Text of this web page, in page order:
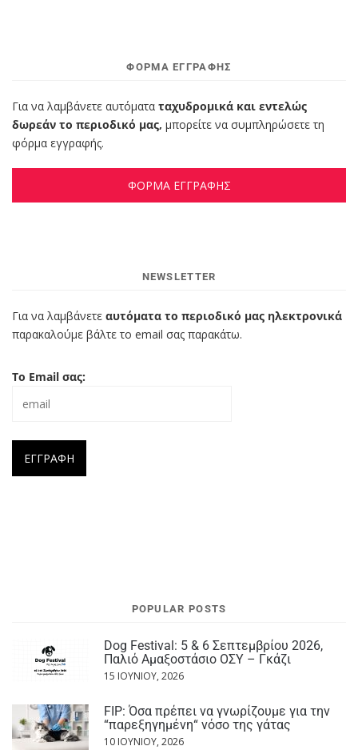
ΦΌΡΜΑ ΕΓΓΡΑΦΉΣ
Για να λαμβάνετε αυτόματα ταχυδρομικά και εντελώς
δωρεάν το περιοδικό μας, μπορείτε να συμπληρώσετε τη
φόρμα εγγραφής.
ΦΟΡΜΑ ΕΓΓΡΑΦΗΣ
NEWSLETTER
Για να λαμβάνετε αυτόματα το περιοδικό μας ηλεκτρονικά
παρακαλούμε βάλτε το email σας παρακάτω.
Το Email σας:
POPULAR POSTS
Dog Festival: 5 & 6 Σεπτεμβρίου 2026,
Παλιό Αμαξοστάσιο ΟΣΥ – Γκάζι
15 ΙΟΥΝΊΟΥ, 2026
FIP: Όσα πρέπει να γνωρίζουμε για την
“παρεξηγημένη“ νόσο της γάτας
10 ΙΟΥΝΊΟΥ, 2026